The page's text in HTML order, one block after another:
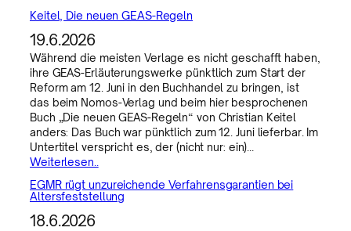
Keitel, Die neuen GEAS-Regeln
19.6.2026
Während die meisten Verlage es nicht geschafft haben,
ihre GEAS-Erläuterungswerke pünktlich zum Start der
Reform am 12. Juni in den Buchhandel zu bringen, ist
das beim Nomos-Verlag und beim hier besprochenen
Buch „Die neuen GEAS-Regeln“ von Christian Keitel
anders: Das Buch war pünktlich zum 12. Juni lieferbar. Im
Untertitel verspricht es, der (nicht nur: ein)…
Weiterlesen..
EGMR rügt unzureichende Verfahrensgarantien bei
Altersfeststellung
18.6.2026